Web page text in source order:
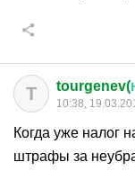
T tourgenev(
10:38,
Когда уже налог
штрафы за